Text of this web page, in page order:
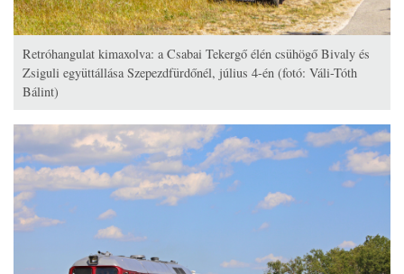
Retróhangulat kimaxolva: a Csabai Tekergő élén csühögő Bivaly és
Zsiguli együttállása Szepezdfürdőnél, július 4-én (fotó: Váli-Tóth
Bálint)